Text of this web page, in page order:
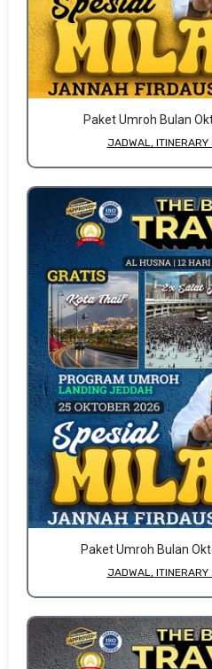
Paket Umroh Bulan
JADWAL, ITINERARY
Paket Umroh Bulan
JADWAL, ITINERARY